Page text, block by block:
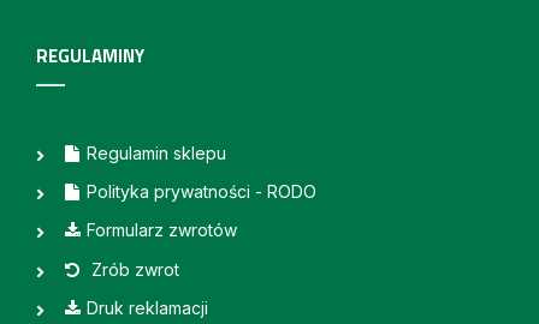
REGULAMINY
Regulamin sklepu
Polityka prywatności - RODO
Formularz zwrotów
Zrób zwrot
Druk reklamacji